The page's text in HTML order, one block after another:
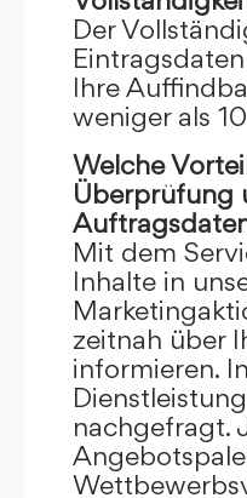
Der
Ihre
weniger als
Welche
Überprüfung
Mit dem
Inhalte in
zeitnah über
informieren.
nachgefragt.